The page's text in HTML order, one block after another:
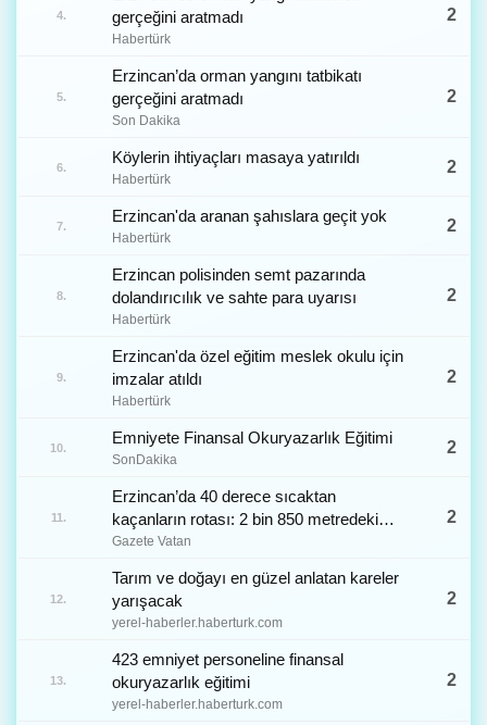
4.
gerçeğini aratmadı
Habertürk
2
5.
Erzincan’da orman yangını tatbikatı
gerçeğini aratmadı
Son Dakika
2
6.
Köylerin ihtiyaçları masaya yatırıldı
Habertürk
2
7.
Erzincan'da aranan şahıslara geçit yok
Habertürk
2
8.
Erzincan polisinden semt pazarında
dolandırıcılık ve sahte para uyarısı
Habertürk
2
9.
Erzincan'da özel eğitim meslek okulu için
imzalar atıldı
Habertürk
2
10.
Emniyete Finansal Okuryazarlık Eğitimi
SonDakika
2
11.
Erzincan’da 40 derece sıcaktan
kaçanların rotası: 2 bin 850 metredeki
doğal klima
Gazete Vatan
2
12.
Tarım ve doğayı en güzel anlatan kareler
yarışacak
yerel-haberler.haberturk.com
2
13.
423 emniyet personeline finansal
okuryazarlık eğitimi
yerel-haberler.haberturk.com
2